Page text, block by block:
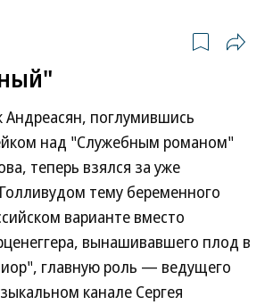
Андреасян, поглумившись
над "Служебным романом"
теперь взялся за уже
тему беременного
варианте вместо
вынашивавшего плод в
главную роль — ведущего
канале Сергея